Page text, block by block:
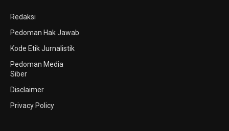
Redaksi
Pedoman Hak Jawab
Kode Etik Jurnalistik
Pedoman Media
Siber
Disclaimer
Privacy Policy